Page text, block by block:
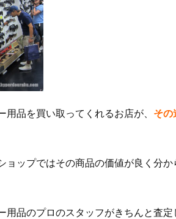
品を買い取ってくれるお店が、 その
ョップではその商品の価値が良く分
用品のプロのスタッフがきちんと査